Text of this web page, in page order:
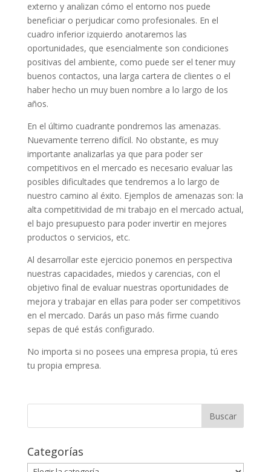
externo y analizan cómo el entorno nos puede
beneficiar o perjudicar como profesionales. En el
cuadro inferior izquierdo anotaremos las
oportunidades, que esencialmente son condiciones
positivas del ambiente, como puede ser el tener muy
buenos contactos, una larga cartera de clientes o el
haber hecho un muy buen nombre a lo largo de los
años.
En el último cuadrante pondremos las amenazas.
Nuevamente terreno difícil. No obstante, es muy
importante analizarlas ya que para poder ser
competitivos en el mercado es necesario evaluar las
posibles dificultades que tendremos a lo largo de
nuestro camino al éxito. Ejemplos de amenazas son: la
alta competitividad de mi trabajo en el mercado actual,
el bajo presupuesto para poder invertir en mejores
productos o servicios, etc.
Al desarrollar este ejercicio ponemos en perspectiva
nuestras capacidades, miedos y carencias, con el
objetivo final de evaluar nuestras oportunidades de
mejora y trabajar en ellas para poder ser competitivos
en el mercado. Darás un paso más firme cuando
sepas de qué estás configurado.
No importa si no posees una empresa propia, tú eres
tu propia empresa.
Categorías
Categorías